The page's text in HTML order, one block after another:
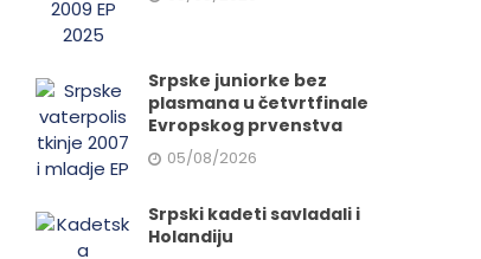
Srpske juniorke bez
plasmana u četvrtfinale
Evropskog prvenstva
05/08/2026
Srpski kadeti savladali i
Holandiju